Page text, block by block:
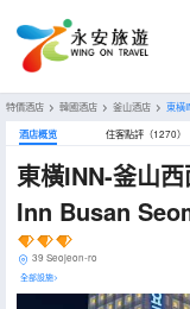
特價酒店 > 韓國酒店 > 釜山酒店 > 東橫
酒店概览 住客點評（1270）
東橫INN-釜山
Inn Busan
39 Seojeon-ro
全部設施>